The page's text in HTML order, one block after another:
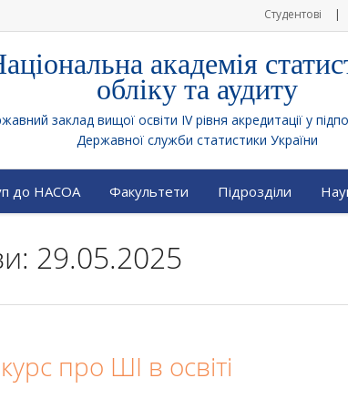
Студентові
академія
обліку та аудиту
заклад вищої освіти IV рівня акредитації у
Державної служби статистики України
до НАСОА Факультети Підрозділи
29.05.2025
про ШІ в освіті